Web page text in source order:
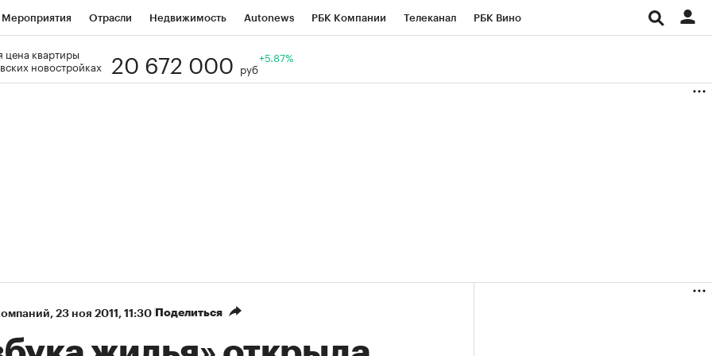
Мероприятия Отрасли Недвижимость Autonews РБК Компании Телеканал РБК Вино
Визионеры
цена квартиры
новостройках
20 672 000 руб
+5.87%
⁠, 23 ноя 2011, 11:30 Поделиться